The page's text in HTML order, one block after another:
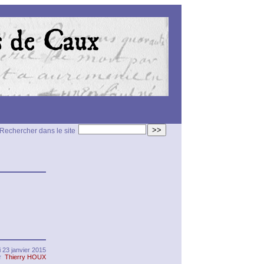
>>
Rechercher dans le site
23 janvier 2015
Thierry HOUX